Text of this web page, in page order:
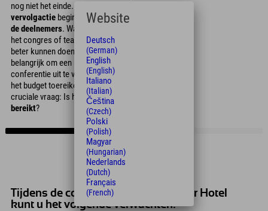
nog niet het einde. Nu kunt u met de
vervolgactie beginnen. Ontvangfeedback van
de deelnemers. Wat was bijzonder succesvol op
het congres of teamevenement? En wat zou u
beter kunnen doen in uw planning? Het is ook
belangrijk om een kostenberekening na de
conferentie uit te voeren om te controleren of
het budget toereikend was. En natuurlijk de
cruciale vraag: Is het
doel van de conferentie
bereikt?
Tijdens de conferentie in het Explorer Hotel
kunt u het volgende verwachten:
Website
Deutsch
(German)
English
(English)
Italiano
(Italian)
Čeština
(Czech)
Polski
(Polish)
Magyar
(Hungarian)
Nederlands
(Dutch)
Français
(French)